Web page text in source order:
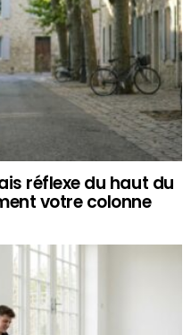
réflexe du haut du
votre colonne